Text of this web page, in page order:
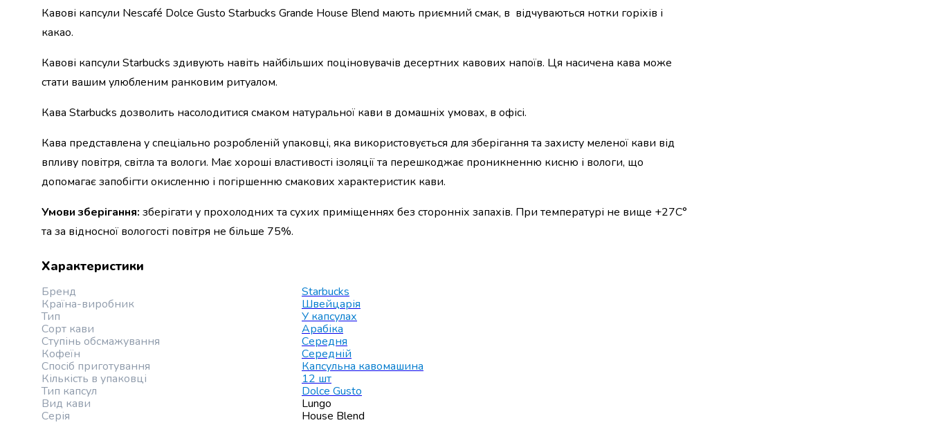
швидкого
приготування
приправи
Цукор
для
Борошно
Приправа
перець
сіль
Оцет
Продукти
суші
ролів
Желе
та
суміші
десертів
Крупи
Рис
Кавові капсули Nescafé Dolce Gusto Starbucks Grande House Blend мають приємний смак, в відчуваються нотки горіхів і
какао.
Кавові капсули Starbucks здивують навіть найбільших поціновувачів десертних кавових напоїв. Ця насичена кава може
стати вашим улюбленим ранковим ритуалом.
Кава Starbucks дозволить насолодитися смаком натуральної кави в домашніх умовах, в офісі.
Кава представлена у спеціально розробленій упаковці, яка використовується для зберігання та захисту меленої кави від
впливу повітря, світла та вологи. Має хороші властивості ізоляції та перешкоджає проникненню кисню і вологи, що
допомагає запобігти окисленню і погіршенню смакових характеристик кави.
Умови зберігання: зберігати у прохолодних та сухих приміщеннях без сторонніх запахів. При температурі не вище +27С°
та за відносної вологості повітря не більше 75%.
Характеристики
Бренд
Starbucks
Країна-виробник
Швейцарія
Тип
У капсулах
Сорт кави
Арабіка
Ступінь обсмажування
Середня
Кофеїн
Середній
Спосіб приготування
Капсульна кавомашина
Кількість в упаковці
12 шт
Тип капсул
Dolce Gusto
Вид кави
Lungo
Серія
House Blend